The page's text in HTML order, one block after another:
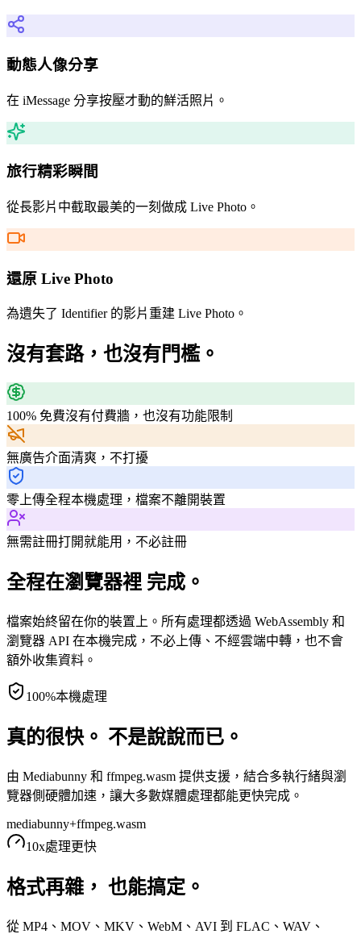
動態人像分享
在 iMessage 分享按壓才動的鮮活照片。
旅行精彩瞬間
從長影片中截取最美的一刻做成 Live Photo。
還原 Live Photo
為遺失了 Identifier 的影片重建 Live Photo。
沒有套路，也沒有門檻。
100% 免費沒有付費牆，也沒有功能限制
無廣告介面清爽，不打擾
零上傳全程本機處理，檔案不離開裝置
無需註冊打開就能用，不必註冊
全程在瀏覽器裡 完成。
檔案始終留在你的裝置上。所有處理都透過 WebAssembly 和
瀏覽器 API 在本機完成，不必上傳、不經雲端中轉，也不會
額外收集資料。
100%本機處理
真的很快。 不是說說而已。
由 Mediabunny 和 ffmpeg.wasm 提供支援，結合多執行緒與瀏
覽器側硬體加速，讓大多數媒體處理都能更快完成。
mediabunny+ffmpeg.wasm
10x處理更快
格式再雜， 也能搞定。
從 MP4、MOV、MKV、WebM、AVI 到 FLAC、WAV、